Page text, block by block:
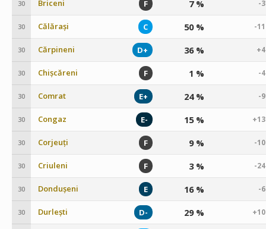
30 Briceni F 7 % -
30 Călărași C 50 % -
30 Cărpineni D+ 36 %
30 Chișcăreni F 1 % -
30 Comrat E+ 24 % -
30 Congaz E- 15 %
30 Corjeuți F 9 % -
30 Criuleni F 3 % -
30 Dondușeni E 16 % -
30 Durlești D- 29 %